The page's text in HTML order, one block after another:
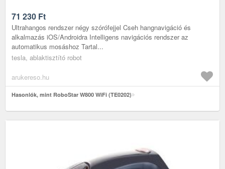
71 230 Ft
Ultrahangos rendszer négy szórófejjel Cseh hangnavigáció és
alkalmazás iOS/Androidra Intelligens navigációs rendszer az
automatikus mosáshoz Tartal...
tesla, ablaktisztító robot
arukereso.hu
Hasonlók, mint RoboStar W800 WiFi (TE0202)